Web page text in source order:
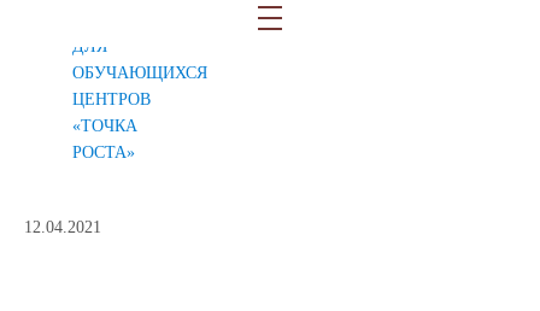
ДЛЯ
ОБУЧАЮЩИХСЯ
ЦЕНТРОВ
«ТОЧКА
РОСТА»
12.04.2021